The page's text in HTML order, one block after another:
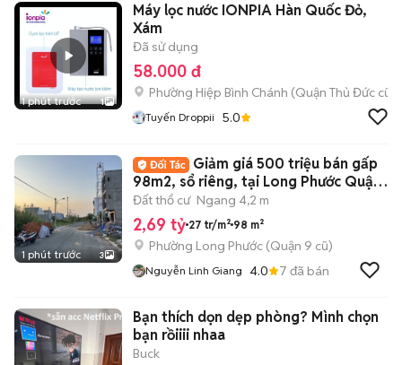
1 phút trước 1
Máy lọc nước IONPIA Hàn Quốc Đỏ,
Xám
Đã sử dụng
58.000 đ
Phường Hiệp Bình Chánh (Quận Thủ Đức cũ)
Tuyến Droppii 5.0
1 phút trước 3
Giảm giá 500 triệu bán gấp
98m2, sổ riêng, tại Long Phước Quận
9, HCM
Đất thổ cư Ngang 4,2 m
2,69 tỷ 27 tr/m² 98 m²
Phường Long Phước (Quận 9 cũ)
Nguyễn Linh Giang 4.0 7 đã bán
Bạn thích dọn dẹp phòng? Mình chọn
bạn rồiiii nhaa
Buck